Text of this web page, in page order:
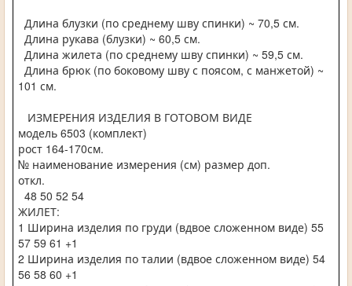
Длина блузки (по среднему шву спинки) ~ 70,5 см.
Длина рукава (блузки) ~ 60,5 см.
Длина жилета (по среднему шву спинки) ~ 59,5 см.
Длина брюк (по боковому шву с поясом, с манжетой) ~
101 см.
ИЗМЕРЕНИЯ ИЗДЕЛИЯ В ГОТОВОМ ВИДЕ
модель 6503 (комплект)
рост 164-170см.
№ наименование измерения (см) размер доп.
откл.
48 50 52 54
ЖИЛЕТ:
1 Ширина изделия по груди (вдвое сложенном виде) 55
57 59 61 +1
2 Ширина изделия по талии (вдвое сложенном виде) 54
56 58 60 +1